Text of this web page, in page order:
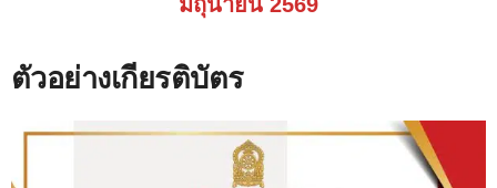
ตัวอย่างเกียรติบัตร